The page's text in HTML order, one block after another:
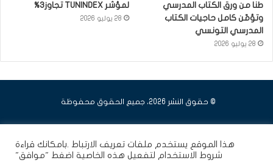
طنا من ورق الكتاب المدرسي
وتؤمّن كامل حاجيات الكتاب
المدرسي التونسي
28 يوليو 2026
لمؤشر TUNINDEX تجاوز3%
28 يوليو 2026
© حقوق النشر 2026، جميع الحقوق محفوظة
هذا الموقع يستخدم ملفات تعريف الارتباط .بامكانك قراءة
شروط الاستخدام لتفعيل هذه الخاصية اضغط "موافق"